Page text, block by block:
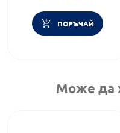
ПОРЪЧАЙ
Може да